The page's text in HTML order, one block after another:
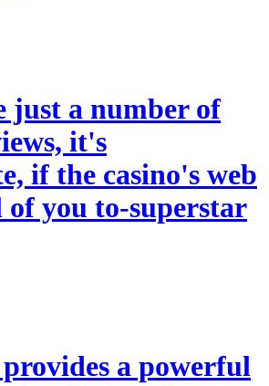
just a number of
it's
if the casino's web
of you to-superstar
a powerful